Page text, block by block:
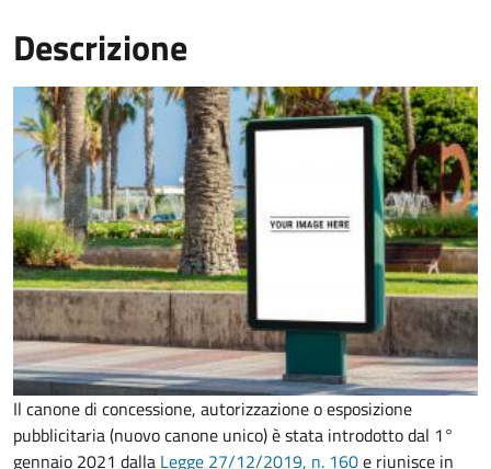
Descrizione
Il canone di concessione, autorizzazione o esposizione
pubblicitaria (nuovo canone unico) è stata introdotto dal 1°
gennaio 2021 dalla Legge 27/12/2019, n. 160e riunisce in